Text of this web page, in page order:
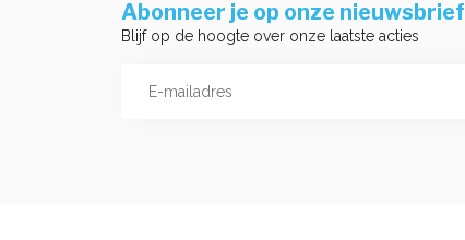
Abonneer je op onze nieuwsbrief
Blijf op de hoogte over onze laatste acties